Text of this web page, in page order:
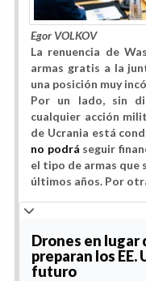
Egor VOLKOV
La renuencia de
armas gratis a la
una posición muy
Por un lado, sin
cualquier acción
de Ucrania está
no podrá seguir
el tipo de armas que
últimos años. Por
Drones en lugar
preparan los EE.
futuro